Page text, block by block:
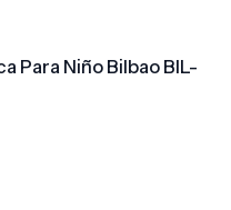
Para Niño Bilbao BIL-